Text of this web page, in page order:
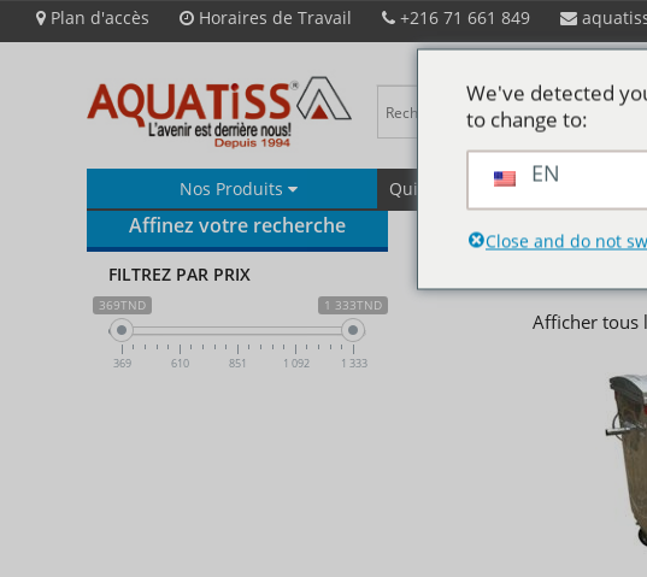
Plan d'accès Horaires de Travail +216 71 661 849
Nos Produits Qui Sommes-Nous ?
Afficher tous
Affinez votre recherche
FILTREZ PAR PRIX
369TND 1 333TND
369 610 851 1 092 1 333
We've detected
to change to:
EN
Close and do not